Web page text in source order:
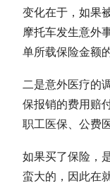
变化在于，如果
摩托车发生意外
单所载保险金额
二是意外医疗的
保报销的费用赔
职工医保、公费
如果买了保险，
蛮大的，因此在